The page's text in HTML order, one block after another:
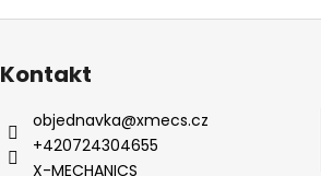
Kontakt
objednavka@xmecs.cz
+420724304655
X-MECHANICS